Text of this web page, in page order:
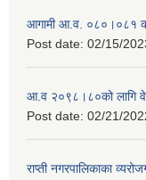
आगामी आ.व. ०८०।०८१ का
Post date: 02/15/
आ.व २०९८।८०को लागि
Post date: 02/21/
राप्ती नगरपालिकाका